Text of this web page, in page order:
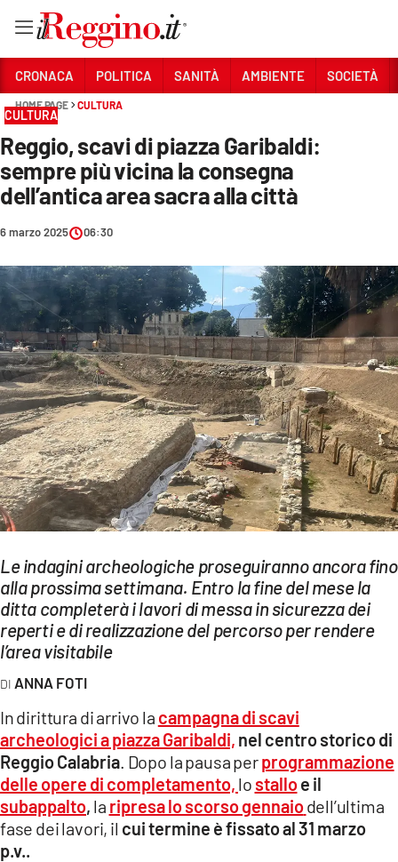
Sezioni
CRONACA
POLITICA
SANITÀ
AMBIENTE
SOCIETÀ
CULTURA
ECONOMIA E LAVORO
EVENTI
SPORT
Streaming
LAC NETWORK
LAC ONAIR
Network
LACPLAY.IT
LACTV.IT
LACONAIR.IT
LACITYMAG.IT
CRONACA POLITICA SANITÀ AMBIENTE SOCIETÀ
HOME PAGE CULTURA
CULTURA
Reggio, scavi di piazza Garibaldi:
sempre più vicina la consegna
dell’antica area sacra alla città
6 marzo 2025 06:30
Le indagini archeologiche proseguiranno ancora fino
alla prossima settimana. Entro la fine del mese la
ditta completerà i lavori di messa in sicurezza dei
reperti e di realizzazione del percorso per rendere
l’area visitabile
ANNA FOTI
In dirittura di arrivo la campagna di scavi
archeologici a piazza Garibaldi, nel centro storico di
Reggio Calabria . Dopo la pausa perprogrammazione
delle opere di completamento, lo stalloe il
subappalto, la ripresa lo scorso gennaiodell’ultima
fase dei lavori, il cui termine è fissato al 31 marzo
p.v..